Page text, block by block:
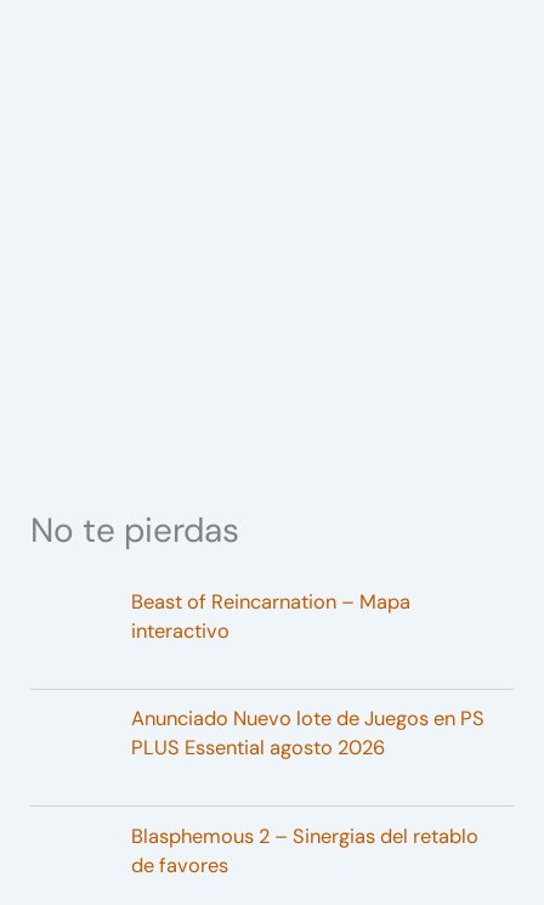
No te pierdas
Beast of Reincarnation – Mapa
interactivo
Anunciado Nuevo lote de Juegos en PS
PLUS Essential agosto 2026
Blasphemous 2 – Sinergias del retablo
de favores